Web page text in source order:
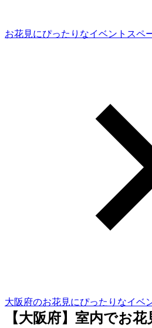
お花見にぴったりなイベントスペ
大阪府のお花見にぴったりなイベ
【大阪府】室内でお